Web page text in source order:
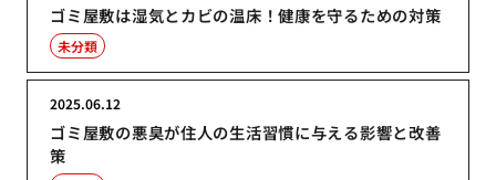
ゴミ屋敷は湿気とカビの温床！健康を守るための対策
未分類
ゴミ屋敷の悪臭が住人の生活習慣に与える影響と改善
策
2025.06.12